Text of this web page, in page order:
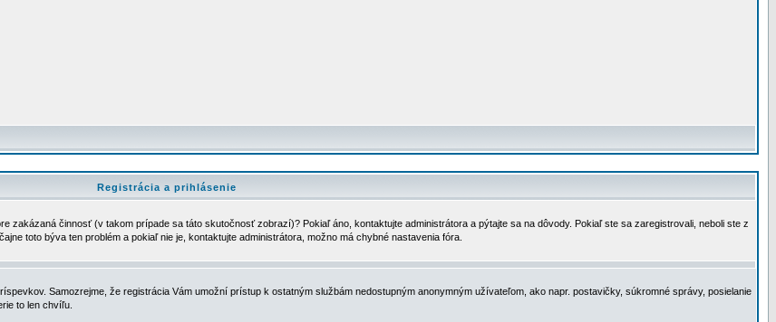
Registrácia a prihlásenie
zakázaná činnosť (v takom prípade sa táto skutočnosť zobrazí)? Pokiaľ áno, kontaktujte administrátora a pýtajte sa na dôvody. Pokiaľ ste sa zaregistrovali, neboli ste z
toto býva ten problém a pokiaľ nie je, kontaktujte administrátora, možno má chybné nastavenia fóra.
Samozrejme, že registrácia Vám umožní prístup k ostatným službám nedostupným anonymným užívateľom, ako napr. postavičky, súkromné správy, posielanie
to len chvíľu.